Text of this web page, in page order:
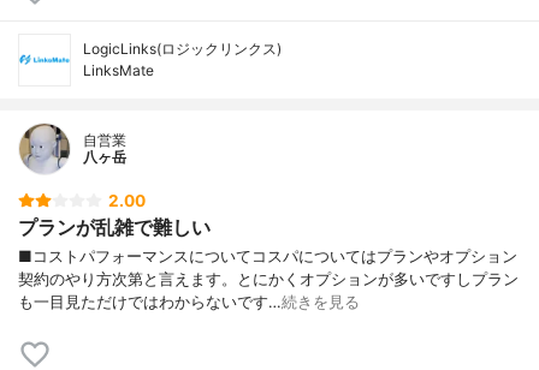
LogicLinks(ロジックリンクス)
LinksMate
自営業
八ヶ岳
2.00
プランが乱雑で難しい
■コストパフォーマンスについてコスパについてはプランやオプション
契約のやり方次第と言えます。とにかくオプションが多いですしプラン
も一目見ただけではわからないです…続きを見る